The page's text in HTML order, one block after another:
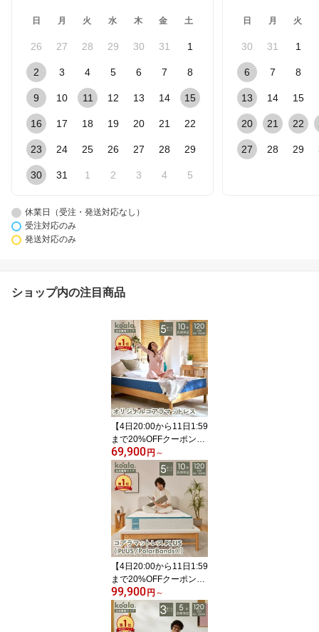
日 月 火 水 木 金 土
26 27 28 29 30 31 1
2 3 4 5 6 7 8
9 10 11 12 13 14 15
16 17 18 19 20 21 22
23 24 25 26 27 28 29
30 31 1 2 3 4 5
日 月 火
30 31 1
6 7 8
13 14 15
20 21 22
27 28 29
休業日（受注・発送対応なし）
受注対応のみ
発送対応のみ
ショップ内の注目商品
【4日20:00から11日1:59
まで20%OFFクーポン】
マットレス シングル セ
ミダブル ダブル クイー
ン キング オリジナルコ
アラマットレス 低反発
高反発 厚み21cm 硬め 快
適 寝心地 寝姿勢 koala
(R) コアラ(R)
69,900円 ～
【4日20:00から11日1:59
まで20%OFFクーポン】
マットレス シングル セ
ミダブル ダブル クイー
ン キング コアラマット
99,900円 ～